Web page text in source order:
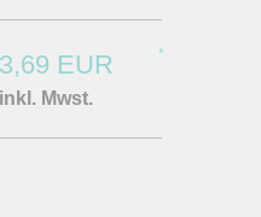
3,69 EUR *
inkl. Mwst.